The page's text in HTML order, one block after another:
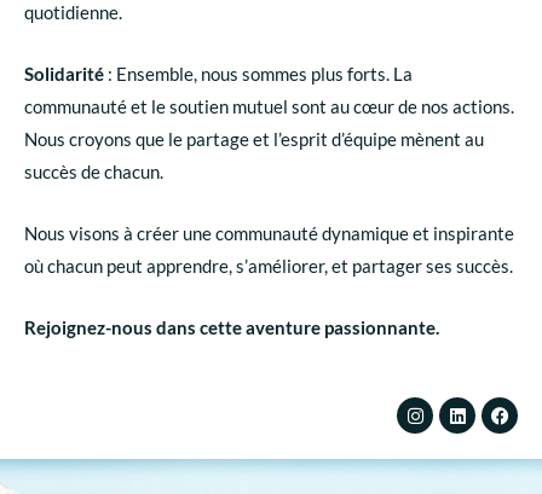
quotidienne.
Solidarité : Ensemble, nous sommes plus forts. La
communauté et le soutien mutuel sont au cœur de nos actions.
Nous croyons que le partage et l’esprit d’équipe mènent au
succès de chacun.
Nous visons à créer une communauté dynamique et inspirante
où chacun peut apprendre, s’améliorer, et partager ses succès.
Rejoignez-nous dans cette aventure passionnante.
I
n
t
L
i
k
F
a
e